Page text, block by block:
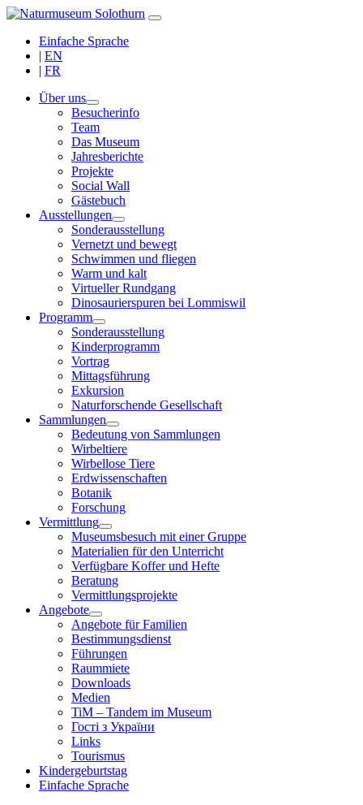
Einfache Sprache
| EN
| FR
Über uns
Besucherinfo
Team
Das Museum
Jahresberichte
Projekte
Social Wall
Gästebuch
Ausstellungen
Sonderausstellung
Vernetzt und bewegt
Schwimmen und fliegen
Warm und kalt
Virtueller Rundgang
Dinosaurierspuren bei Lommiswil
Programm
Sonderausstellung
Kinderprogramm
Vortrag
Mittagsführung
Exkursion
Naturforschende Gesellschaft
Sammlungen
Bedeutung von Sammlungen
Wirbeltiere
Wirbellose Tiere
Erdwissenschaften
Botanik
Forschung
Vermittlung
Museumsbesuch mit einer Gruppe
Materialien für den Unterricht
Verfügbare Koffer und Hefte
Beratung
Vermittlungsprojekte
Angebote
Angebote für Familien
Bestimmungsdienst
Führungen
Raummiete
Downloads
Medien
TiM – Tandem im Museum
Гості з України
Links
Tourismus
Kindergeburtstag
Einfache Sprache